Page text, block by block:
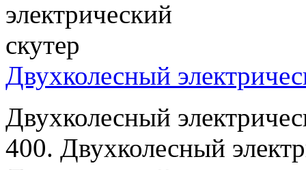
Двухколесный
Двухколесный
400. Двухколесный